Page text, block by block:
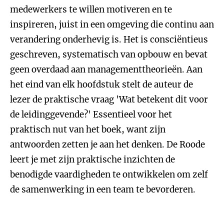
medewerkers te willen motiveren en te
inspireren, juist in een omgeving die continu aan
verandering onderhevig is. Het is consciëntieus
geschreven, systematisch van opbouw en bevat
geen overdaad aan managementtheorieën. Aan
het eind van elk hoofdstuk stelt de auteur de
lezer de praktische vraag 'Wat betekent dit voor
de leidinggevende?' Essentieel voor het
praktisch nut van het boek, want zijn
antwoorden zetten je aan het denken. De Roode
leert je met zijn praktische inzichten de
benodigde vaardigheden te ontwikkelen om zelf
de samenwerking in een team te bevorderen.